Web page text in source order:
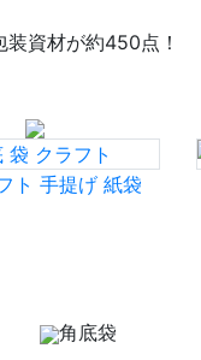
資材が約450点！
ト 手提げ 紙袋
角底袋